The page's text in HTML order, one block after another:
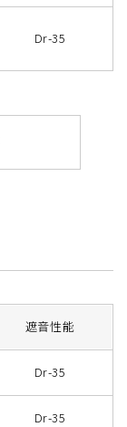
Dr-35
遮音性能
Dr-35
Dr-35